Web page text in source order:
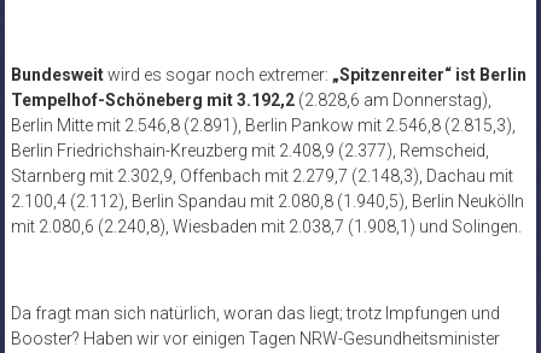
Bundesweitwird es sogar noch extremer: „Spitzenreiter“ ist Berlin
Tempelhof-Schöneberg mit 3.192,2 (2.828,6 am Donnerstag),
Berlin Mitte mit 2.546,8 (2.891), Berlin Pankow mit 2.546,8 (2.815,3),
Berlin Friedrichshain-Kreuzberg mit 2.408,9 (2.377), Remscheid,
Starnberg mit 2.302,9, Offenbach mit 2.279,7 (2.148,3), Dachau mit
2.100,4 (2.112), Berlin Spandau mit 2.080,8 (1.940,5), Berlin Neukölln
mit 2.080,6 (2.240,8), Wiesbaden mit 2.038,7 (1.908,1) und Solingen.
Da fragt man sich natürlich, woran das liegt; trotz Impfungen und
Booster? Haben wir vor einigen Tagen NRW-Gesundheitsminister